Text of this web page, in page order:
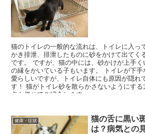
猫のトイレの一般的な流れは、トイレに入っ
かき排泄、排泄したものに砂をかけて出てく
です。 ですが、猫の中には、砂かけが上手
の縁をかいている子もいます。 トイレが下手
愛らしいですが、トイレ自体にも原因が隠れ
す！ 猫がトイレ砂を散らかさないようにす
点も併せてご紹介します。
健康・症状
猫の舌に黒い
は？病気との